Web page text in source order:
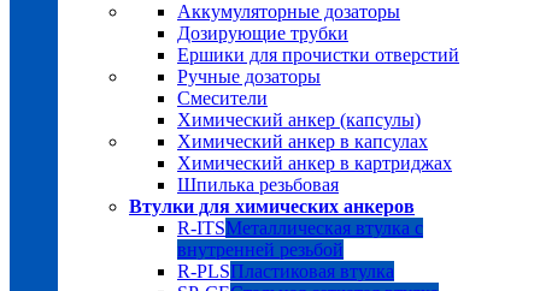
Аккумуляторные дозаторы
Дозирующие трубки
Ершики для прочистки отверстий
Ручные дозаторы
Смесители
Химический анкер (капсулы)
Химический анкер в капсулах
Химический анкер в картриджах
Шпилька резьбовая
Втулки для химических анкеров
R-ITSМеталлическая втулка с
внутренней резьбой
R-PLSПластиковая втулка